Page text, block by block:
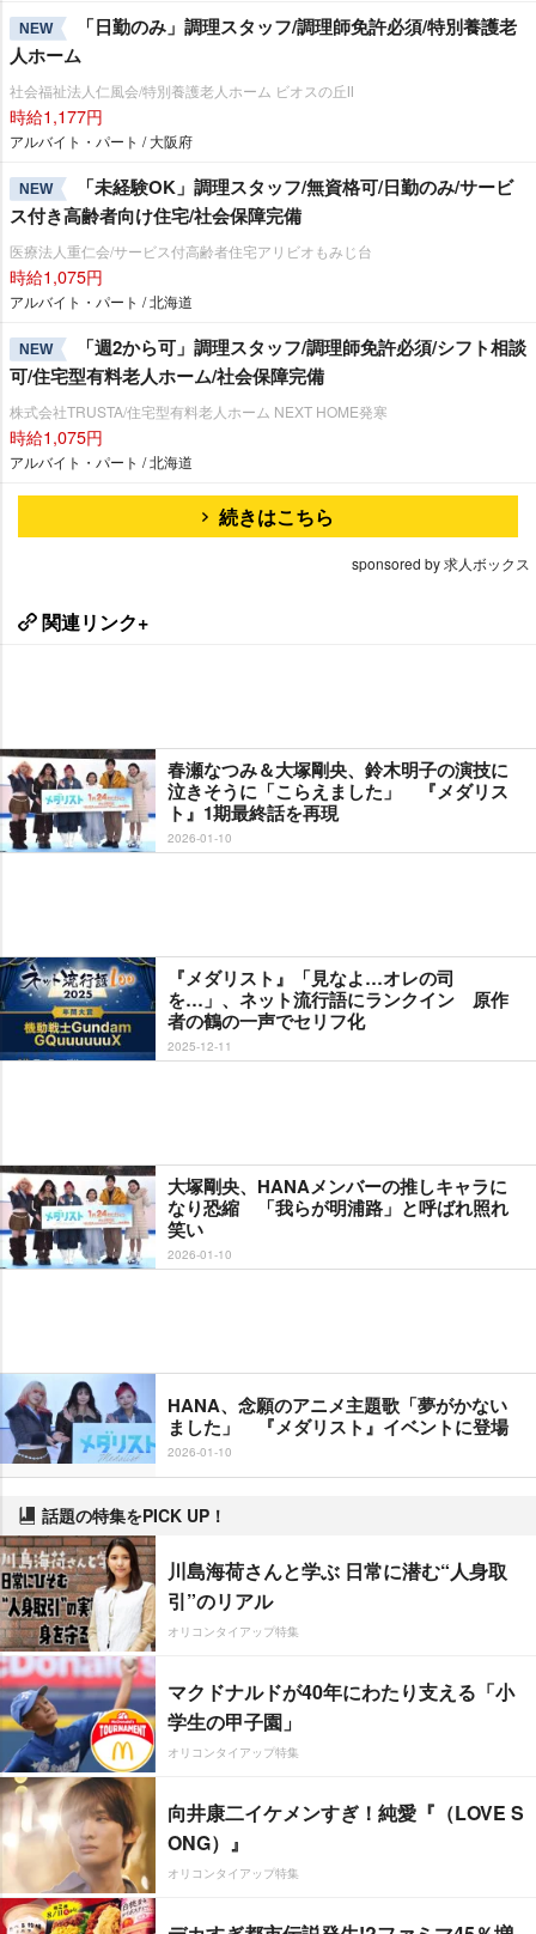
NEW
「日勤のみ」調理スタッフ/調理師免許必須/特別養護老
人ホーム
社会福祉法人仁風会/特別養護老人ホーム ビオスの丘Ⅱ
時給1,177円
アルバイト・パート / 大阪府
NEW
「未経験OK」調理スタッフ/無資格可/日勤のみ/サービ
ス付き高齢者向け住宅/社会保障完備
医療法人重仁会/サービス付高齢者住宅アリビオもみじ台
時給1,075円
アルバイト・パート / 北海道
NEW
「週2から可」調理スタッフ/調理師免許必須/シフト相談
可/住宅型有料老人ホーム/社会保障完備
株式会社TRUSTA/住宅型有料老人ホーム NEXT HOME発寒
時給1,075円
アルバイト・パート / 北海道
続きはこちら
sponsored by 求人ボックス
関連リンク+
春瀬なつみ＆大塚剛央、鈴木明子の演技に
泣きそうに「こらえました」 『メダリス
ト』1期最終話を再現
2026-01-10
『メダリスト』「見なよ…オレの司
を…」、ネット流行語にランクイン 原作
者の鶴の一声でセリフ化
2025-12-11
大塚剛央、HANAメンバーの推しキャラに
なり恐縮 「我らが明浦路」と呼ばれ照れ
笑い
2026-01-10
HANA、念願のアニメ主題歌「夢がかない
ました」 『メダリスト』イベントに登場
2026-01-10
話題の特集をPICK UP！
川島海荷さんと学ぶ 日常に潜む“人身取
引”のリアル
オリコンタイアップ特集
マクドナルドが40年にわたり支える「小
学生の甲子園」
オリコンタイアップ特集
向井康二イケメンすぎ！純愛『（LOVE S
ONG）』
オリコンタイアップ特集